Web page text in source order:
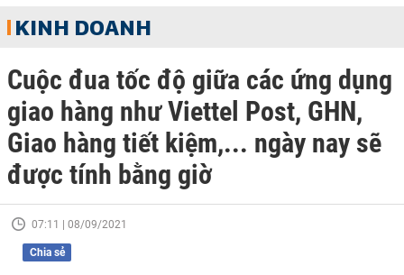
KINH DOANH
Cuộc đua tốc độ giữa các ứng dụng
giao hàng như Viettel Post, GHN,
Giao hàng tiết kiệm,... ngày nay sẽ
được tính bằng giờ
07:11 | 08/09/2021
Chia sẻ